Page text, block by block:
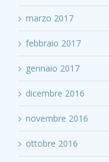
marzo 2017
febbraio 2017
gennaio 2017
dicembre 2016
novembre 2016
ottobre 2016